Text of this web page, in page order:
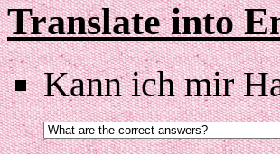
Translate into
Kann ich mir